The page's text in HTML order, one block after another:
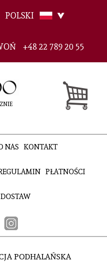
POLSKI
+48 22 789 20 55
NAS KONTAKT
PŁATNOŚCI
PODHALAŃSKA